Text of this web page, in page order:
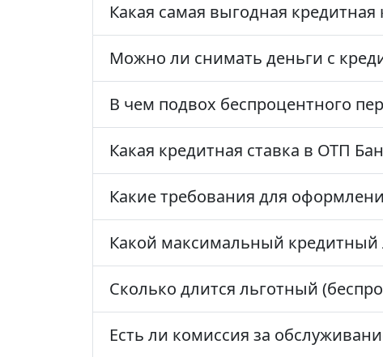
Какая самая выгодная кредитная
Можно ли снимать деньги с
В чем подвох беспроцентного
Какая кредитная ставка в ОТП
Какие требования для
Какой максимальный кредитный
Сколько длится льготный
Есть ли комиссия за